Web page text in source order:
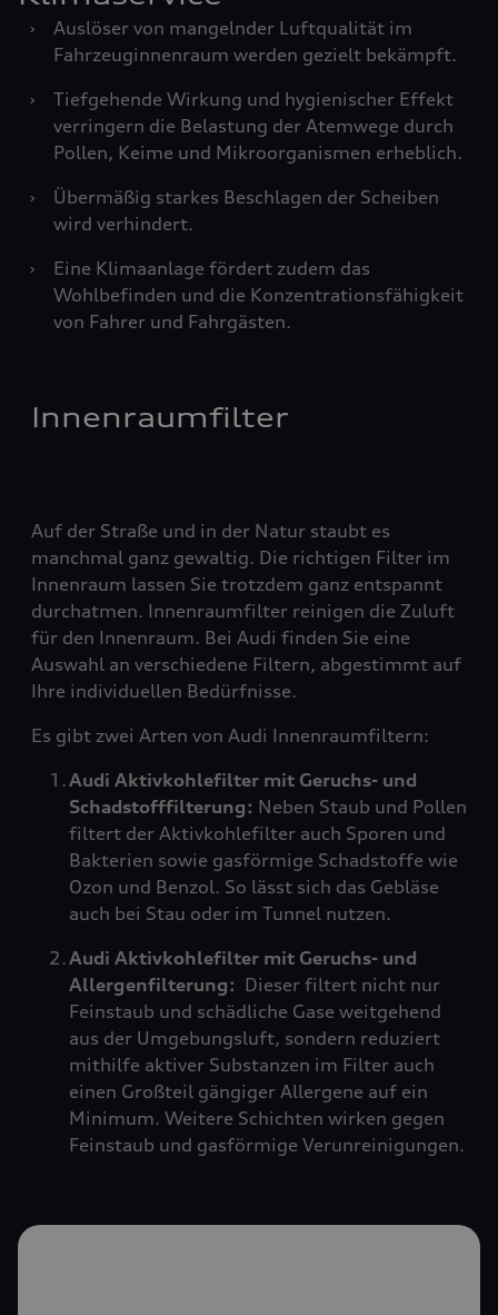
›
Auslöser von mangelnder Luftqualität im
Fahrzeuginnenraum werden gezielt bekämpft.
›
Tiefgehende Wirkung und hygienischer Effekt
verringern die Belastung der Atemwege durch
Pollen, Keime und Mikroorganismen erheblich.
›
Übermäßig starkes Beschlagen der Scheiben
wird verhindert.
›
Eine Klimaanlage fördert zudem das
Wohlbefinden und die Konzentrationsfähigkeit
von Fahrer und Fahrgästen.
Innenraumfilter
Auf der Straße und in der Natur staubt es
manchmal ganz gewaltig. Die richtigen Filter im
Innenraum lassen Sie trotzdem ganz entspannt
durchatmen. Innenraumfilter reinigen die Zuluft
für den Innenraum. Bei Audi finden Sie eine
Auswahl an verschiedene Filtern, abgestimmt auf
Ihre individuellen Bedürfnisse.
Es gibt zwei Arten von Audi Innenraumfiltern:
Audi Aktivkohlefilter mit Geruchs- und
Schadstofffilterung: Neben Staub und Pollen
filtert der Aktivkohlefilter auch Sporen und
Bakterien sowie gasförmige Schadstoffe wie
Ozon und Benzol. So lässt sich das Gebläse
auch bei Stau oder im Tunnel nutzen.
Audi Aktivkohlefilter mit Geruchs- und
Allergenfilterung: Dieser filtert nicht nur
Feinstaub und schädliche Gase weitgehend
aus der Umgebungsluft, sondern reduziert
mithilfe aktiver Substanzen im Filter auch
einen Großteil gängiger Allergene auf ein
Minimum. Weitere Schichten wirken gegen
Feinstaub und gasförmige Verunreinigungen.